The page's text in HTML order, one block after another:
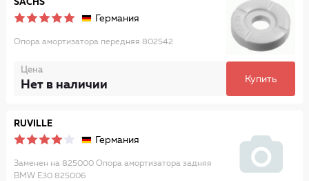
SACHS
Германия
Опора амортизатора передняя 802542
Цена
Нет в наличии Купить
RUVILLE
Германия
Заменен на 825000 Опора амортизатора задняя
BMW E30 825006